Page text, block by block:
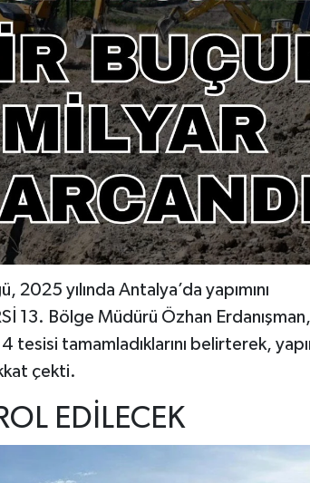
yılında Antalya’da yapımını
13. Bölge Müdürü Özhan Erdanışman,
tamamladıklarını belirterek,
çekti.
EDİLECEK